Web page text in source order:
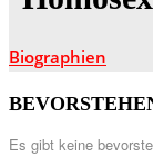
Biographien
Es gibt keine